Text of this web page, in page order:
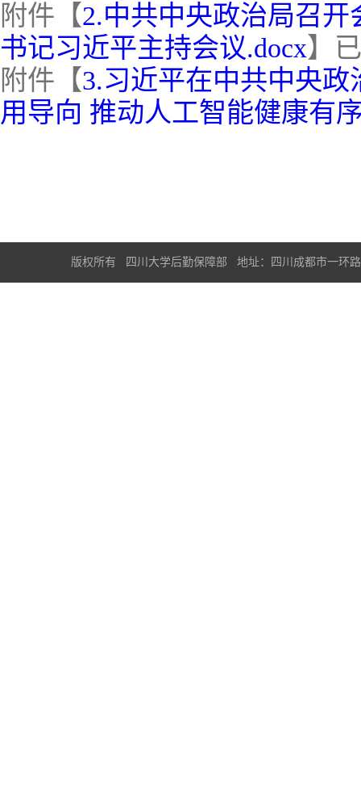
附件【2.中共中央政治局召
书记习近平主持会议.docx】
附件【3.习近平在中共中央
用导向 推动人工智能健康有
版权所有 四川大学后勤保障部 地址：四川成都市一环